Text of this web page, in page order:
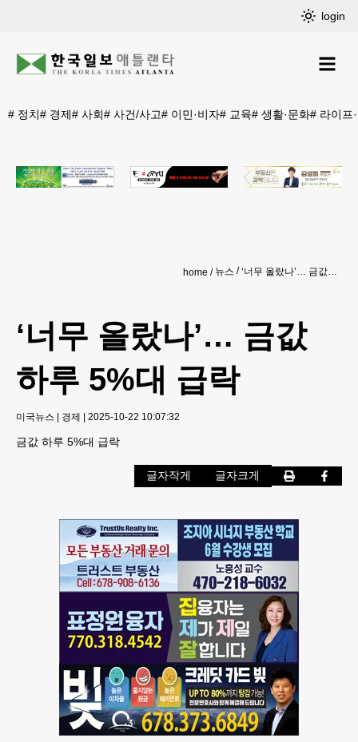
login
# 정치# 경제# 사회# 사건/사고# 이민·비자# 교육# 생활·문화# 라이프
home 뉴스 ‘너무 올랐나’… 금값 하루 5%대 급락
‘너무 올랐나’… 금값
하루 5%대 급락
미국뉴스 | 경제 | 2025-10-22 10:07:32
금값 하루 5%대 급락
글자작게 글자크게